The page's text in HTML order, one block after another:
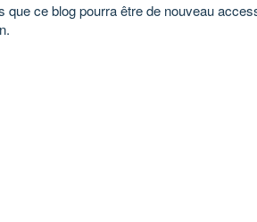
que ce blog pourra être de nouveau